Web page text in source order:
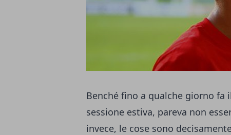
Benché fino a qualche giorno fa
sessione estiva, pareva non
invece, le cose sono